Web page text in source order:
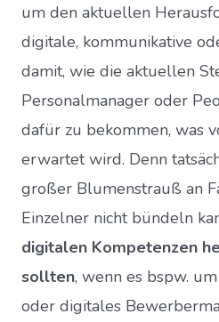
um den aktuellen
digitale, kommunikative
damit, wie die aktuellen
Personalmanager oder
dafür zu bekommen, was
erwartet wird. Denn
großer Blumenstrauß an
Einzelner nicht bündeln
digitalen Kompetenzen
sollten, wenn es bspw.
oder digitales